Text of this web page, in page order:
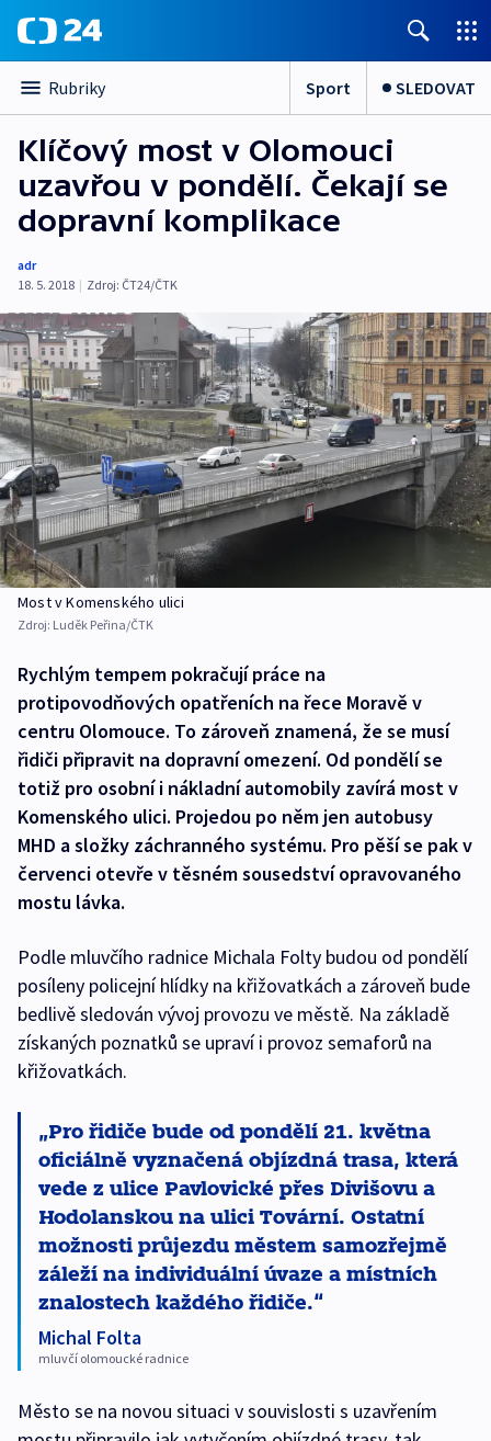
Rubriky Sport SLEDOVAT
Klíčový most v Olomouci
uzavřou v pondělí. Čekají se
dopravní komplikace
adr
18. 5. 2018 | Zdroj: ČT24/ČTK
Most v Komenského ulici
Zdroj: Luděk Peřina/ČTK
Rychlým tempem pokračují práce na
protipovodňových opatřeních na řece Moravě v
centru Olomouce. To zároveň znamená, že se musí
řidiči připravit na dopravní omezení. Od pondělí se
totiž pro osobní i nákladní automobily zavírá most v
Komenského ulici. Projedou po něm jen autobusy
MHD a složky záchranného systému. Pro pěší se pak v
červenci otevře v těsném sousedství opravovaného
mostu lávka.
Podle mluvčího radnice Michala Folty budou od pondělí
posíleny policejní hlídky na křižovatkách a zároveň bude
bedlivě sledován vývoj provozu ve městě. Na základě
získaných poznatků se upraví i provoz semaforů na
křižovatkách.
Pro řidiče bude od pondělí 21. května
oficiálně vyznačená objízdná trasa, která
vede z ulice Pavlovické přes Divišovu a
Hodolanskou na ulici Tovární. Ostatní
možnosti průjezdu městem samozřejmě
záleží na individuální úvaze a místních
znalostech každého řidiče.
Michal Folta
mluvčí olomoucké radnice
Město se na novou situaci v souvislosti s uzavřením